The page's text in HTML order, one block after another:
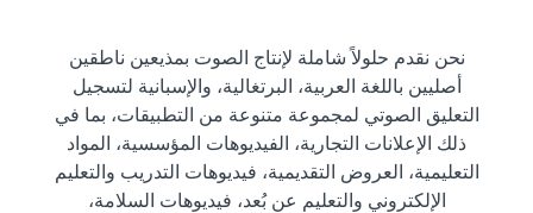
نحن نقدم حلولاً شاملة لإنتاج الصوت بمذيعين ناطقين
أصليين باللغة العربية، البرتغالية، والإسبانية لتسجيل
التعليق الصوتي لمجموعة متنوعة من التطبيقات، بما في
ذلك الإعلانات التجارية، الفيديوهات المؤسسية، المواد
التعليمية، العروض التقديمية، فيديوهات التدريب والتعليم
الإلكتروني والتعليم عن بُعد، فيديوهات السلامة،